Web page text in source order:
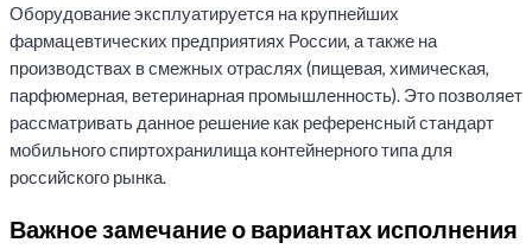
Оборудование эксплуатируется на крупнейших
фармацевтических предприятиях России, а также на
производствах в смежных отраслях (пищевая, химическая,
парфюмерная, ветеринарная промышленность). Это позволяет
рассматривать данное решение как референсный стандарт
мобильного спиртохранилища контейнерного типа для
российского рынка.
Важное замечание о вариантах исполнения